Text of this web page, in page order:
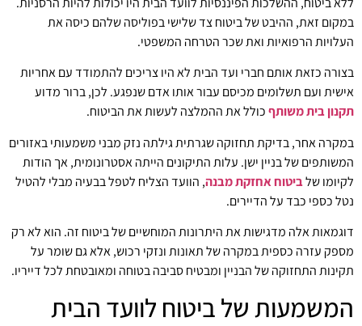
במקום זאת, ההיבט של ביטוח צד שלישי בפוליסה שלהם כיסה את
העלויות הרפואיות ואת שכר הטרחה המשפטי.
בצורה כזאת אותם חברי ועד הבית לא היו צריכים להתמודד עם אחריות
אישית ועם תשלומים מכיסם עבור אותו אדם שנפגע. לכן, ברור מדוע
תקנון בית משותףכולל את ההמלצה לעשות את הביטוח.
במקרה אחר, בדיקת תחזוקה שגרתית גילתה נזק מבני משמעותי באזורים
המשותפים של בניין ישן. עלות התיקונים הייתה אסטרונומית, אך הודות
לקיומו שלביטוח אחזקת מבנה, הוועד הצליח לטפל בבעיה מבלי להטיל
נטל כספי כבד על הדיירים.
דוגמאות אלה מדגישות את היתרונות המוחשיים של ביטוח זה. הוא לא רק
מספק עזרה כספית במקרה של תאונות ונזקי רכוש, אלא גם שומר על
תקינות התחזוקה של הבניין ומבטיח סביבה בטוחה ומאובטחת לכל דייריו.
המשמעות של ביטוח לוועד הבית